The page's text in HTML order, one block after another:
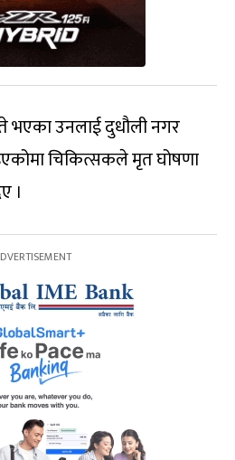
भएका उनलाई दुधौली नगर
चिकित्सकले मृत घोषणा
।